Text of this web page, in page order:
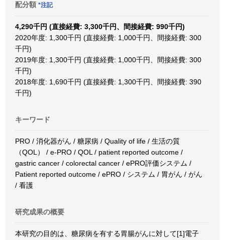
配分額 *注記
4,290千円 (直接経費: 3,300千円、間接経費: 990千円)
2020年度: 1,300千円 (直接経費: 1,000千円、間接経費: 300
千円)
2019年度: 1,300千円 (直接経費: 1,000千円、間接経費: 300
千円)
2018年度: 1,690千円 (直接経費: 1,300千円、間接経費: 390
千円)
キーワード
PRO / 消化器がん / 糖尿病 / Quality of life / 生活の質
（QOL） / e-PRO / QOL / patient reported outcome /
gastric cancer / colorectal cancer / ePRO評価システム /
Patient reported outcome / ePRO / システム / 胃がん / がん
/ 看護
研究成果の概要
本研究の目的は、糖尿病を有する胃腸がんに対して[1]電子